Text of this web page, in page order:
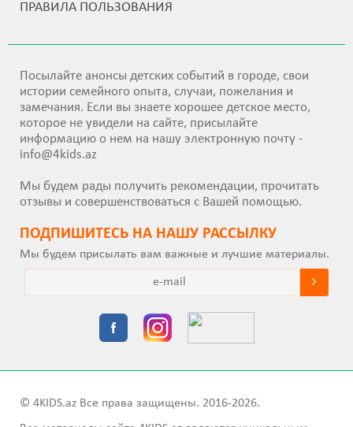
ПРАВИЛА ПОЛЬЗОВАНИЯ
Посылайте анонсы детских событий в городе, свои
истории семейного опыта, случаи, пожелания и
замечания. Если вы знаете хорошее детское место,
которое не увидели на сайте, присылайте
информацию о нем на нашу электронную почту -
info@4kids.az
Мы будем рады получить рекомендации, прочитать
отзывы и совершенствоваться с Вашей помощью.
ПОДПИШИТEСЬ НА НАШУ РАССЫЛКУ
Мы будем присылать вам важные и лучшие материалы.
© 4KIDS.az Все права защищены. 2016-2026.